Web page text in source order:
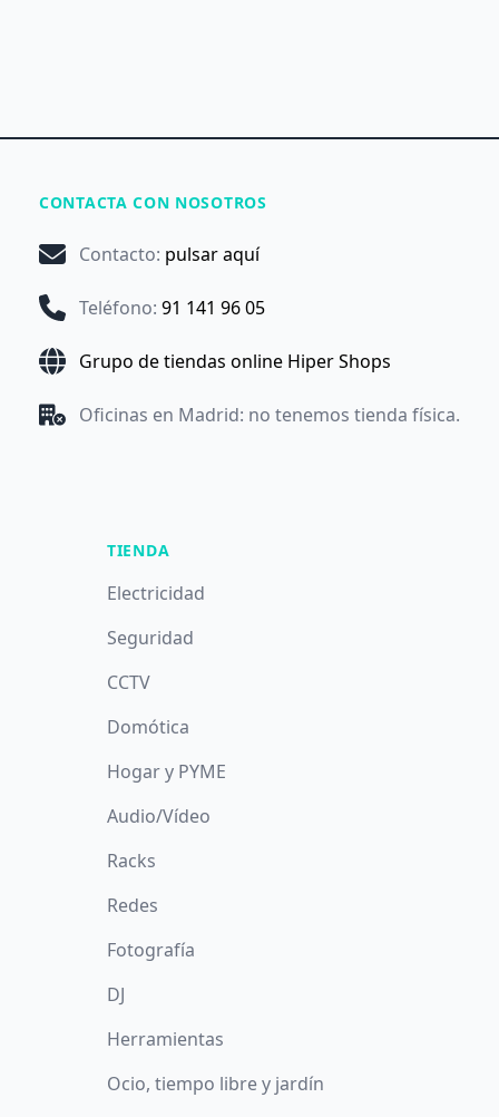
CONTACTA CON NOSOTROS
Contacto: pulsar aquí
Teléfono: 91 141 96 05
Grupo de tiendas online Hiper Shops
Oficinas en Madrid: no tenemos tienda física.
TIENDA
Electricidad
Seguridad
CCTV
Domótica
Hogar y PYME
Audio/Vídeo
Racks
Redes
Fotografía
DJ
Herramientas
Ocio, tiempo libre y jardín